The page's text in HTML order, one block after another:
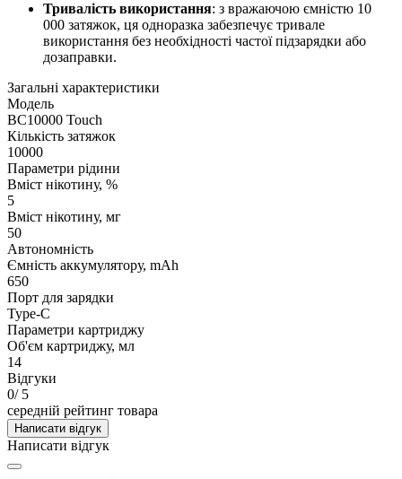
Тривалість використання: з вражаючою ємністю 10
000 затяжок, ця одноразка забезпечує тривале
використання без необхідності частої підзарядки або
дозаправки.
Загальні характеристики
Модель
BC10000 Touch
Кількість затяжок
10000
Параметри рідини
Вміст нікотину, %
5
Вміст нікотину, мг
50
Автономність
Ємність аккумулятору, mAh
650
Порт для зарядки
Type-C
Параметри картриджу
Об'єм картриджу, мл
14
Відгуки
0/ 5
середній рейтинг товара
Написати відгук
Написати відгук